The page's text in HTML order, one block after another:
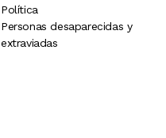
Política
Personas desaparecidas y
extraviadas